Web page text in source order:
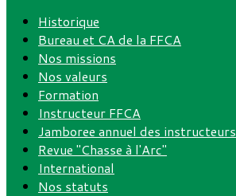
Historique
Bureau et CA de la FFCA
Nos missions
Nos valeurs
Formation
Instructeur FFCA
Jamboree annuel des instructeurs
Revue "Chasse à l'Arc"
International
Nos statuts